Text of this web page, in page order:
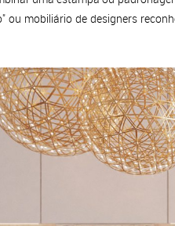
ou mobiliário de designers